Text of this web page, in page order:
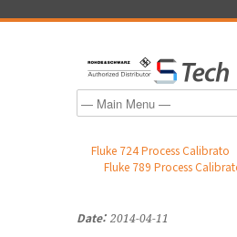
Fluke 724 Process Calibrato
Fluke 789 Process
Date: 2014-04-11